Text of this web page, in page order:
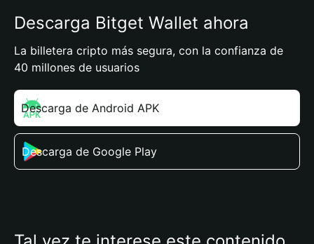
Descarga Bitget Wallet ahora
La billetera cripto más segura, con la confianza de
40 millones de usuarios
Descarga de Android APK
Descarga de Google Play